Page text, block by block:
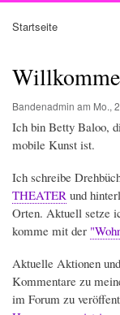
Startseite
Bandenadmin am Mo.,
Ich bin Betty Baloo,
mobile Kunst ist.
Ich schreibe
THEATER und
Orten. Aktuell setze
komme mit der
Aktuelle Aktionen
Kommentare zu
im Forum zu